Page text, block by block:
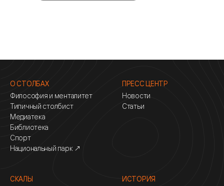
О СТОЛБАХ
Философия и менталитет
Типичный столбист
Медиатека
Библиотека
Спорт
Национальный парк ↗
ПРЕСС ЦЕНТР
Новости
Статьи
СКАЛЫ
ИСТОРИЯ